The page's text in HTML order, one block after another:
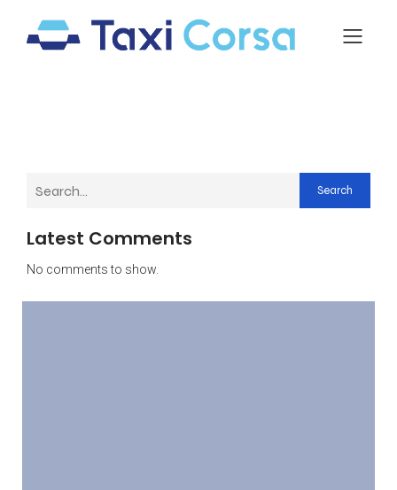
Search
Latest Comments
No comments to show.